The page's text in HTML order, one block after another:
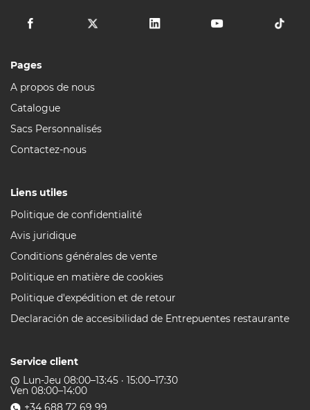
Pages
A propos de nous
Catalogue
Sacs Personnalisés
Contactez-nous
Liens utiles
Politique de confidentialité
Avis juridique
Conditions générales de vente
Politique en matière de cookies
Politique d'expédition et de retour
Declaración de accesibilidad de Entrepuentes restaurante
Service client
access_time Lun-Jeu 08:00–13:45 · 15:00–17:30
Ven 08:00–14:00
+34 688 72 69 99